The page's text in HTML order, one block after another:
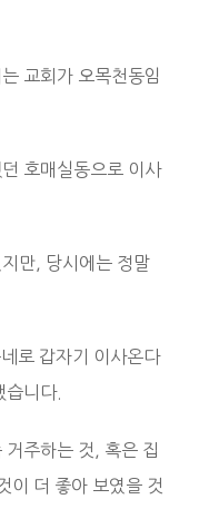
교회가 오목천동임
호매실동으로 이사
만, 당시에는 정말
로 갑자기 이사온다
습니다.
주하는 것, 혹은 집
이 더 좋아 보였을 것